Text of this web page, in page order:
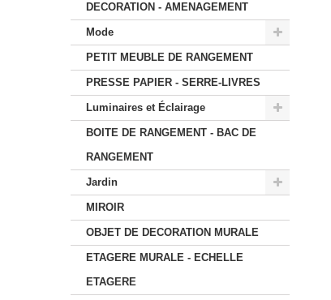
DECORATION - AMENAGEMENT
Mode
PETIT MEUBLE DE RANGEMENT
PRESSE PAPIER - SERRE-LIVRES
Luminaires et Éclairage
BOITE DE RANGEMENT - BAC DE
RANGEMENT
Jardin
MIROIR
OBJET DE DECORATION MURALE
ETAGERE MURALE - ECHELLE
ETAGERE